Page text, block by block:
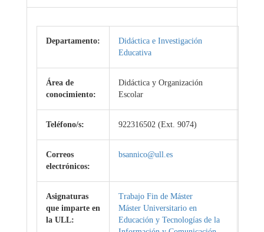
Departamento:
Didáctica e Investigación
Educativa
Área de
conocimiento:
Didáctica y Organización
Escolar
Teléfono/s: 922316502 (Ext. 9074)
Correos
electrónicos:
bsannico@ull.es
Asignaturas
que imparte en
la ULL:
Trabajo Fin de Máster
Máster Universitario en
Educación y Tecnologías de la